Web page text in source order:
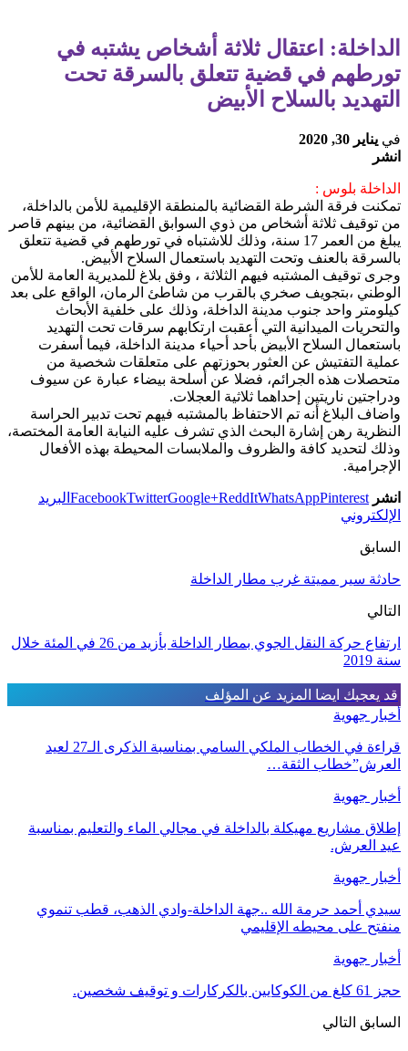
الداخلة: اعتقال ثلاثة أشخاص یشتبه في
تورطھم في قضیة تتعلق بالسرقة تحت
التھدید بالسلاح الأبیض
في يناير 30, 2020
انشر
الداخلة بلوس :
تمكنت فرقة الشرطة القضائية بالمنطقة الإقليمية للأمن بالداخلة،
من توقيف ثلاثة أشخاص من ذوي السوابق القضائية، من بينهم قاصر
يبلغ من العمر 17 سنة، وذلك للاشتباه في تورطهم في قضية تتعلق
بالسرقة بالعنف وتحت التهديد باستعمال السلاح الأبيض.
وجرى توقيف المشتبه فيهم الثلاثة ، وفق بلاغ للمديرية العامة للأمن
الوطني ،بتجويف صخري بالقرب من شاطئ الرمان، الواقع على بعد
كيلومتر واحد جنوب مدينة الداخلة، وذلك على خلفية الأبحاث
والتحريات الميدانية التي أعقبت ارتكابهم سرقات تحت التهديد
باستعمال السلاح الأبيض بأحد أحياء مدينة الداخلة، فيما أسفرت
عملية التفتيش عن العثور بحوزتهم على متعلقات شخصية من
متحصلات هذه الجرائم، فضلا عن أسلحة بيضاء عبارة عن سيوف
ودراجتين ناريتين إحداهما ثلاثية العجلات.
واضاف البلاغ أنه تم الاحتفاظ بالمشتبه فيهم تحت تدبير الحراسة
النظرية رهن إشارة البحث الذي تشرف عليه النيابة العامة المختصة،
وذلك لتحديد كافة والظروف والملابسات المحيطة بهذه الأفعال
الإجرامية.
انشر FacebookTwitterGoogle+ReddItWhatsAppPinterest
البريد
الإلكتروني
السابق
حادثة سير مميتة غرب مطار الداخلة
التالي
ارتفاع حركة النقل الجوي بمطار الداخلة بأزيد من 26 في المئة خلال
سنة 2019
قد يعجبك ايضا المزيد عن المؤلف
أخبار جهوية
قراءة في الخطاب الملكي السامي بمناسبة الذكرى الـ27 لعيد
العرش”خطاب الثقة…
أخبار جهوية
إطلاق مشاريع مهيكلة بالداخلة في مجالي الماء والتعليم بمناسبة
عيد العرش.
أخبار جهوية
سيدي أحمد حرمة الله ..جهة الداخلة-وادي الذهب، قطب تنموي
منفتح على محيطه الإقليمي
أخبار جهوية
حجز 61 كلغ من الكوكايين بالكركارات و توقيف شخصين.
السابق التالي